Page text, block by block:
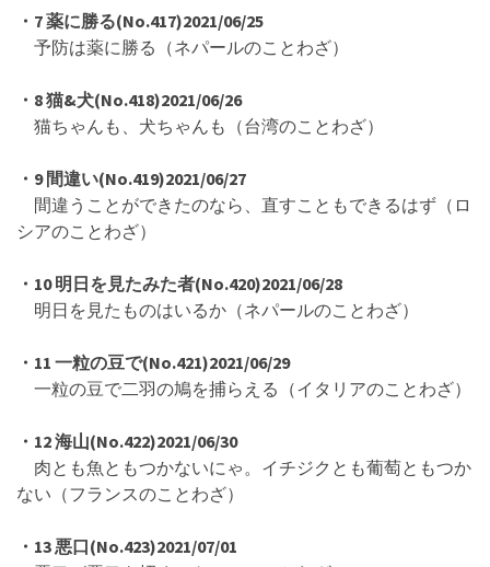
・7 薬に勝る(No.417)2021/06/25
予防は薬に勝る（ネパールのことわざ）
・8 猫&犬(No.418)2021/06/26
猫ちゃんも、犬ちゃんも（台湾のことわざ）
・9 間違い(No.419)2021/06/27
間違うことができたのなら、直すこともできるはず（ロ
シアのことわざ）
・10 明日を見たみた者(No.420)2021/06/28
明日を見たものはいるか（ネパールのことわざ）
・11 一粒の豆で(No.421)2021/06/29
一粒の豆で二羽の鳩を捕らえる（イタリアのことわざ）
・12 海山(No.422)2021/06/30
肉とも魚ともつかないにゃ。イチジクとも葡萄ともつか
ない（フランスのことわざ）
・13 悪口(No.423)2021/07/01